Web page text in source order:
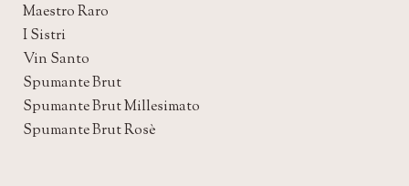
Maestro Raro
I Sistri
Vin Santo
Spumante Brut
Spumante Brut Millesimato
Spumante Brut Rosè